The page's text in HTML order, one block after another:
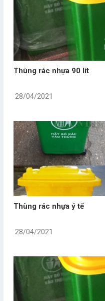
Thùng rác nhựa 90 lít
28/04/2021
Thùng rác nhựa ý tế
28/04/2021